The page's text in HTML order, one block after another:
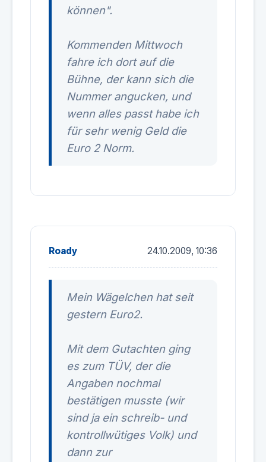
können".
Kommenden Mittwoch
fahre ich dort auf die
Bühne, der kann sich die
Nummer angucken, und
wenn alles passt habe ich
für sehr wenig Geld die
Euro 2 Norm.
Roady 24.10.2009, 10:36
Mein Wägelchen hat seit
gestern Euro2.
Mit dem Gutachten ging
es zum TÜV, der die
Angaben nochmal
bestätigen musste (wir
sind ja ein schreib- und
kontrollwütiges Volk) und
dann zur